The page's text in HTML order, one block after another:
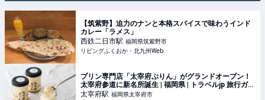
【筑紫野】迫力のナンと本格スパイスで味わうインド
カレー「ラメス」
西鉄二日市駅 福岡県筑紫野市
リビングふくおか・北九州Web
プリン専門店「太宰府ぷりん」がグランドオープン！
太宰府参道に新名所誕生 | 福岡県 | トラベルjp 旅行ガイ
ド
太宰府駅 福岡県太宰府市